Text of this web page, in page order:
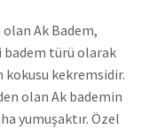
Ak Badem,
badem türü olarak
kokusu kekremsidir.
olan Ak bademin
yumuşaktır. Özel